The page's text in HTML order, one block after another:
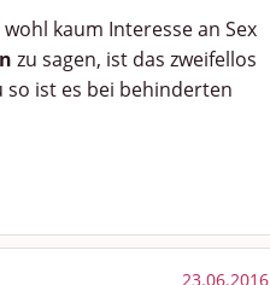
kaum Interesse an Sex
zu sagen, ist das zweifellos
so ist es bei behinderten
23.06.2016